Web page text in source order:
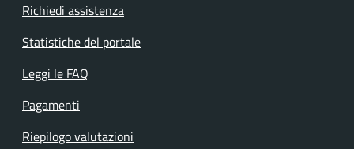
Richiedi assistenza
Statistiche del portale
Leggi le FAQ
Pagamenti
Riepilogo valutazioni